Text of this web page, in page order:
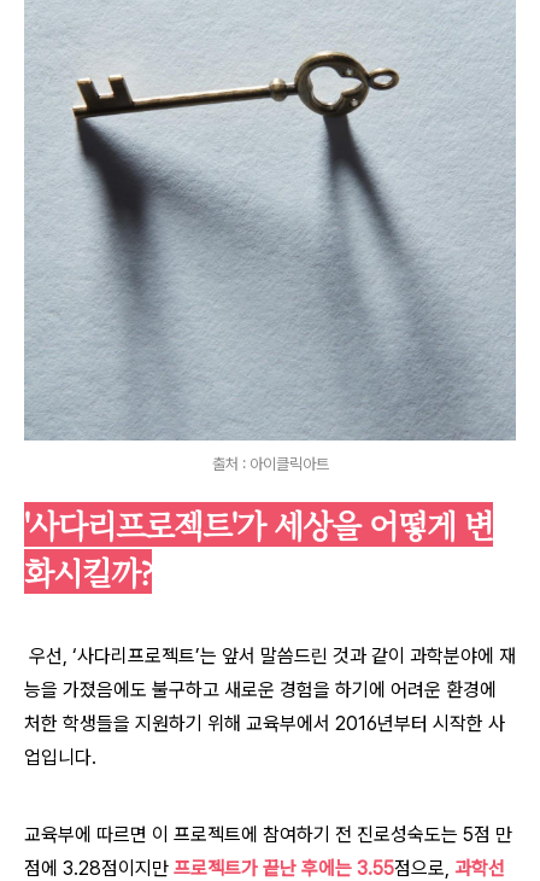
출처 : 아이클릭아트
'사다리프로젝트'가 세상을 어떻게 변
화시킬까?
우선, ‘사다리프로젝트’는 앞서 말씀드린 것과 같이 과학분야에 재
능을 가졌음에도 불구하고 새로운 경험을 하기에 어려운 환경에
처한 학생들을 지원하기 위해 교육부에서 2016년부터 시작한 사
업입니다.
교육부에 따르면 이 프로젝트에 참여하기 전 진로성숙도는 5점 만
점에 3.28점이지만 프로젝트가 끝난 후에는 3.55점으로, 과학선